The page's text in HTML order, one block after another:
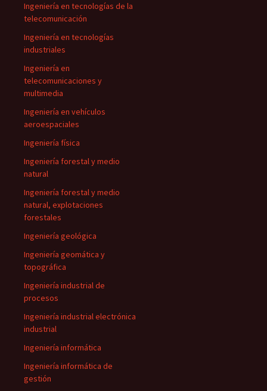
Ingeniería en tecnologías de la
telecomunicación
Ingeniería en tecnologías
industriales
Ingeniería en
telecomunicaciones y
multimedia
Ingeniería en vehículos
aeroespaciales
Ingeniería física
Ingeniería forestal y medio
natural
Ingeniería forestal y medio
natural, explotaciones
forestales
Ingeniería geológica
Ingeniería geomática y
topográfica
Ingeniería industrial de
procesos
Ingeniería industrial electrónica
industrial
Ingeniería informática
Ingeniería informática de
gestión